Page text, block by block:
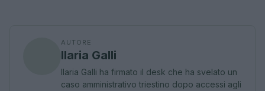
AUTORE
Ilaria Galli
Ilaria Galli ha firmato il desk che ha svelato un
caso amministrativo triestino dopo accessi agli